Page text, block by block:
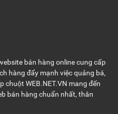
bán hàng online cung cấp
hàng đẩy mạnh việc quảng bá,
chuột WEB.NET.VN mang đến
bán hàng chuẩn nhất, thân